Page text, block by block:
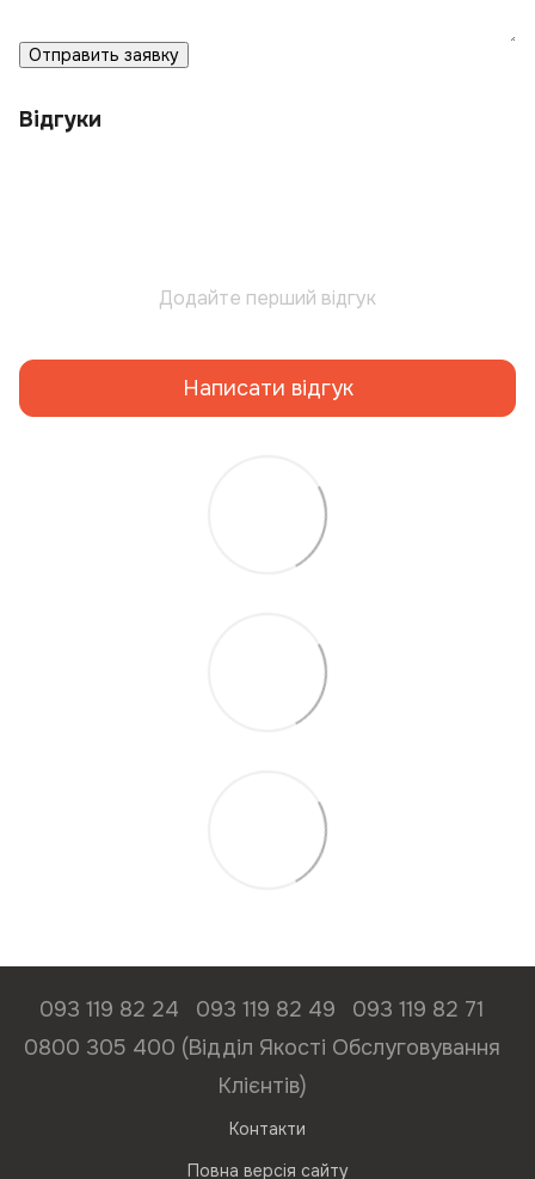
Отправить заявку
Відгуки
Додайте перший відгук
Написати відгук
093 119 82 24 093 119 82 49
093 119 82 71
0800 305 400 (Відділ Якості Обслуговування
Клієнтів)
Контакти
Повна версія сайту